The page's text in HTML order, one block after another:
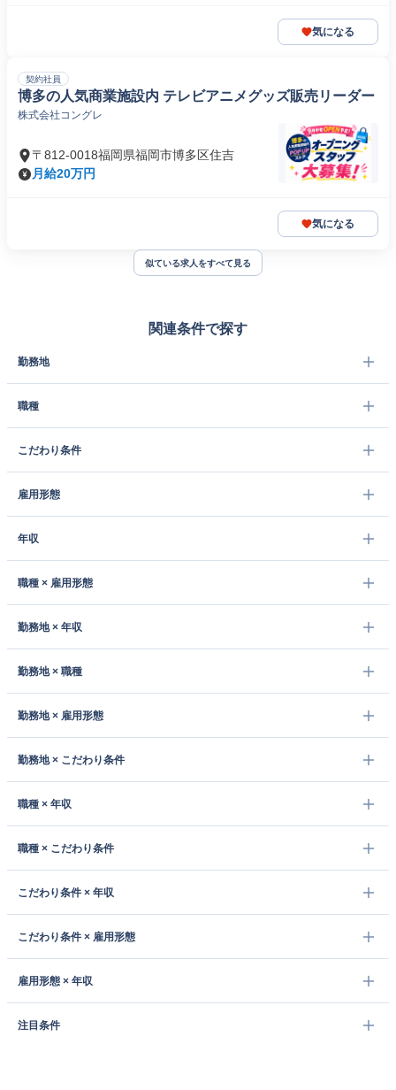
気になる
契約社員
博多の人気商業施設内 テレビアニメグッズ販売リーダー
株式会社コングレ
〒812-0018福岡県福岡市博多区住吉
月給20万円
気になる
似ている求人をすべて見る
関連条件で探す
勤務地
職種
こだわり条件
雇用形態
年収
職種 × 雇用形態
勤務地 × 年収
勤務地 × 職種
勤務地 × 雇用形態
勤務地 × こだわり条件
職種 × 年収
職種 × こだわり条件
こだわり条件 × 年収
こだわり条件 × 雇用形態
雇用形態 × 年収
注目条件